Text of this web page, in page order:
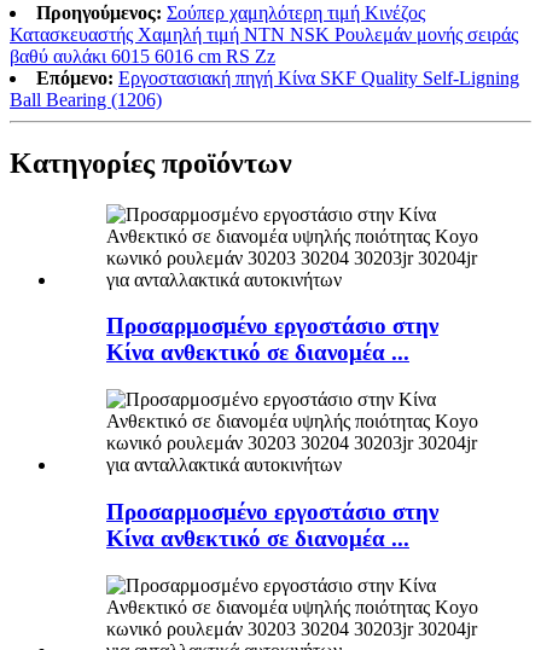
Προηγούμενος: Σούπερ χαμηλότερη τιμή Κινέζος
Κατασκευαστής Χαμηλή τιμή NTN NSK Ρουλεμάν μονής σειράς
βαθύ αυλάκι 6015 6016 cm RS Zz
Επόμενο: Εργοστασιακή πηγή Κίνα SKF Quality Self-Ligning
Ball Bearing (1206)
Κατηγορίες προϊόντων
Προσαρμοσμένο εργοστάσιο στην
Κίνα ανθεκτικό σε διανομέα ...
Προσαρμοσμένο εργοστάσιο στην
Κίνα ανθεκτικό σε διανομέα ...